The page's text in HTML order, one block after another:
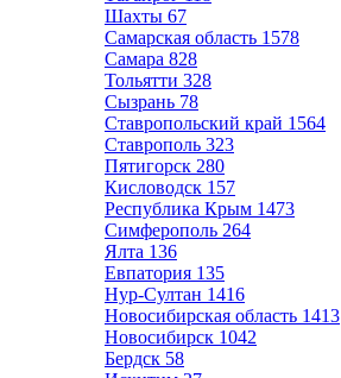
Шахты 67
Самарская область 1578
Самара 828
Тольятти 328
Сызрань 78
Ставропольский край 1564
Ставрополь 323
Пятигорск 280
Кисловодск 157
Республика Крым 1473
Симферополь 264
Ялта 136
Евпатория 135
Нур-Султан 1416
Новосибирская область 1413
Новосибирск 1042
Бердск 58